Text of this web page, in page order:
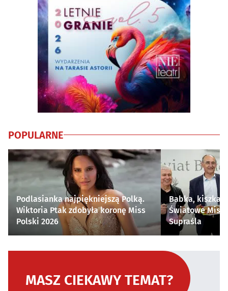
POPULARNE
Podlasianka najpiękniejszą Polką.
Wiktoria Ptak zdobyła koronę Miss
Polski 2026
Babka, kiszka i
Światowe
Supraśla
MASZ CIEKAWY TEMAT?